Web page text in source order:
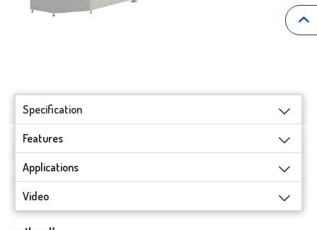
Specification
Features
Applications
Video